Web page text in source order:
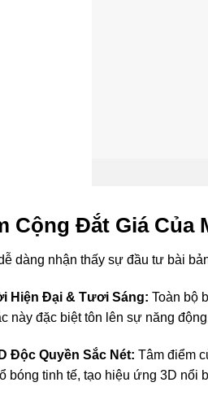
Cộng Đắt Giá Của
dàng nhận thấy sự đầu tư bài
Hiện Đại & Tươi Sáng: Toàn bộ
này đặc biệt tôn lên sự năng
Độc Quyền Sắc Nét: Tâm điểm
bóng tinh tế, tạo hiệu ứng 3D nổi